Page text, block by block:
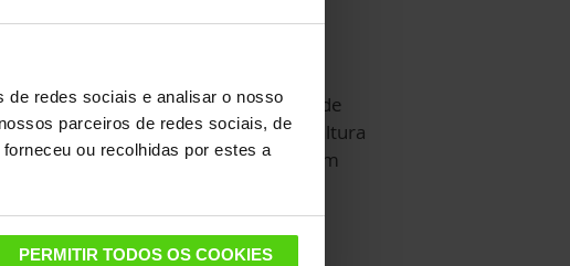
de redes sociais e analisar o nosso
parceiros de redes sociais, de
ou recolhidas por estes a
PERMITIR TODOS OS COOKIES
Com o sistema AUTOREFILL, pode
encher a caldeira em qualquer altura
para uma limpeza contínua e sem